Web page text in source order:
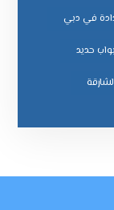
في دبي
ﺣﺪﻳﺪ